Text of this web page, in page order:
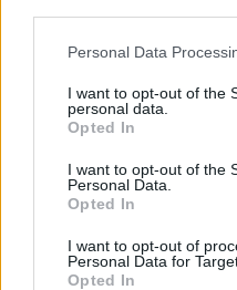
Personal Data
I want to opt-out of the
personal data.
Opted In
I want to opt-out of the
Personal Data.
Opted In
I want to opt-out of
Personal Data for
Opted In
Άγιος έρωτας
ΡΟΗ